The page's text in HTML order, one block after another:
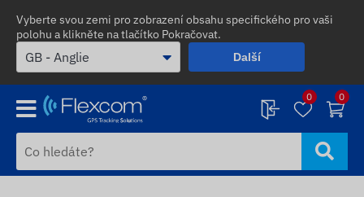
Vyberte svou zemi pro zobrazení obsahu specifického pro vaši
polohu a klikněte na tlačítko Pokračovat.
Další
0 0